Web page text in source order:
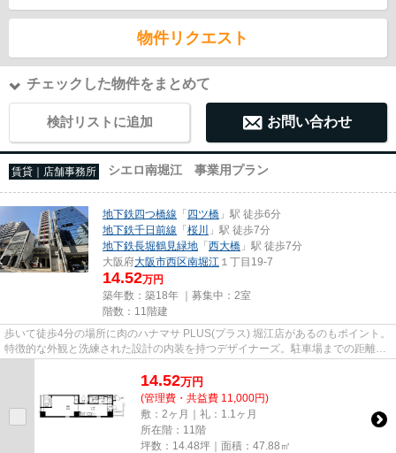
物件リクエスト
チェックした物件をまとめて
検討リストに追加 お問い合わせ
賃貸｜店舗事務所 シエロ南堀江 事業用プラン
地下鉄四つ橋線 「四ツ橋 」駅 徒歩6分
地下鉄千日前線 「桜川
」駅 徒歩7分
地下鉄長堀鶴見緑地 「西大橋 」駅 徒歩7分
大阪府大阪市西区南堀江 １丁目19-7
14.52万円
築年数：築18年 ｜募集中： 2室
階数：11階建
歩いて徒歩4分の場所に肉のハナマサ PLUS(プラス) 堀江店があるのもポイント。
特徴的な外観と洗練された設計の内装を持つデザイナーズ。駐車場までの距離は
150mです。11階建てで、街並...
14.52万円
(管理費・共益費 11,000円)
敷：2ヶ月｜礼：1.1ヶ月
所在階：11階
坪数：14.48坪｜面積：47.88㎡